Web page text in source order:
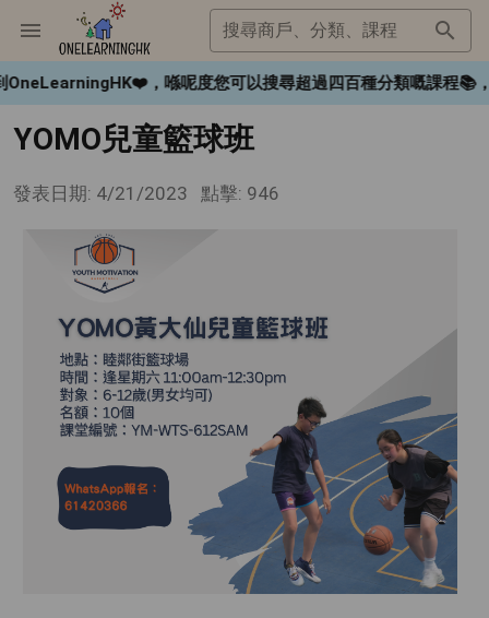
搜尋商戶、分類、課程
，喺呢度您可以搜尋超過四百種分類嘅課程📚，
YOMO兒童籃球班
發表日期: 4/21/2023 點擊: 946